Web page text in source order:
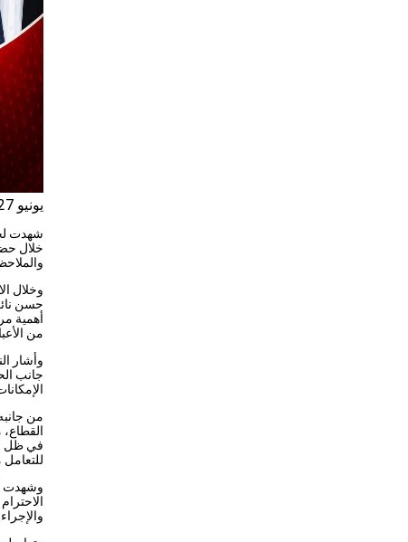
يونيو 27, 2026
شهدت
خلال
وخلال
حسن
أهمية
من
وأشار
جانب
من
في ظل
للتعامل
وشهدت